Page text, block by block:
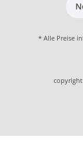
* Alle Preise